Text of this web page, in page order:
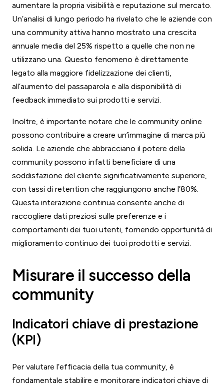
aumentare la propria visibilità e reputazione sul mercato.
Un’analisi di lungo periodo ha rivelato che le aziende con
una community attiva hanno mostrato una crescita
annuale media del 25% rispetto a quelle che non ne
utilizzano una. Questo fenomeno è direttamente
legato alla maggiore fidelizzazione dei clienti,
all’aumento del passaparola e alla disponibilità di
feedback immediato sui prodotti e servizi.
Inoltre, è importante notare che le community online
possono contribuire a creare un’immagine di marca più
solida. Le aziende che abbracciano il potere della
community possono infatti beneficiare di una
soddisfazione del cliente significativamente superiore,
con tassi di retention che raggiungono anche l’80%.
Questa interazione continua consente anche di
raccogliere dati preziosi sulle preferenze e i
comportamenti dei tuoi utenti, fornendo opportunità di
miglioramento continuo dei tuoi prodotti e servizi.
Misurare il successo della
community
Indicatori chiave di prestazione
(KPI)
Per valutare l’efficacia della tua community, è
fondamentale stabilire e monitorare indicatori chiave di